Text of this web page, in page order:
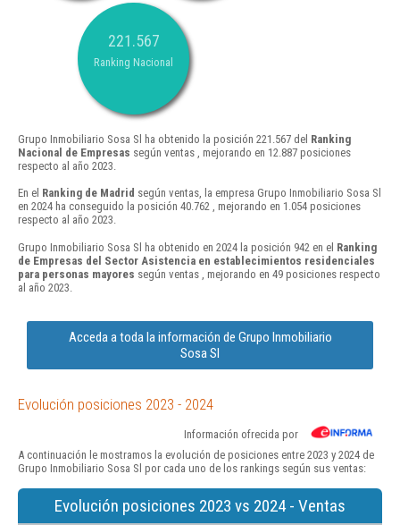
221.567
Ranking Nacional
Grupo Inmobiliario Sosa Sl ha obtenido la posición 221.567 del Ranking
Nacional de Empresas según ventas , mejorando en 12.887 posiciones
respecto al año 2023.
En el Ranking de Madrid según ventas, la empresa Grupo Inmobiliario Sosa Sl
en 2024 ha conseguido la posición 40.762 , mejorando en 1.054 posiciones
respecto al año 2023.
Grupo Inmobiliario Sosa Sl ha obtenido en 2024 la posición 942 en el Ranking
de Empresas del Sector Asistencia en establecimientos residenciales
para personas mayores según ventas , mejorando en 49 posiciones respecto
al año 2023.
Acceda a toda la información de Grupo Inmobiliario
Sosa Sl
Evolución posiciones 2023 - 2024
Información ofrecida por
A continuación le mostramos la evolución de posiciones entre 2023 y 2024 de
Grupo Inmobiliario Sosa Sl por cada uno de los rankings según sus ventas:
Evolución posiciones 2023 vs 2024 - Ventas